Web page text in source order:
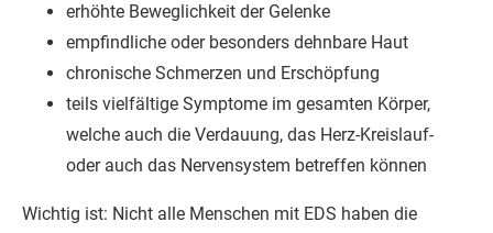
erhöhte Beweglichkeit der Gelenke
empfindliche oder besonders dehnbare Haut
chronische Schmerzen und Erschöpfung
teils vielfältige Symptome im gesamten Körper,
welche auch die Verdauung, das Herz-Kreislauf-
oder auch das Nervensystem betreffen können
Wichtig ist: Nicht alle Menschen mit EDS haben die